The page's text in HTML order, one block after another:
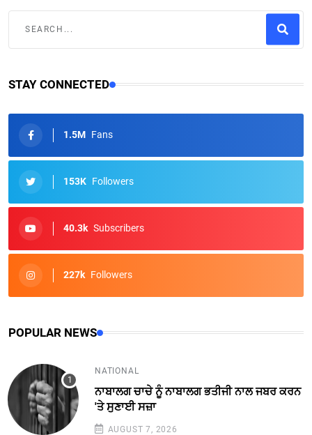
STAY CONNECTED
1.5M Fans
153K Followers
40.3k Subscribers
227k Followers
POPULAR NEWS
NATIONAL
ਨਾਬਾਲਗ ਚਾਚੇ ਨੂੰ ਨਾਬਾਲਗ ਭਤੀਜੀ ਨਾਲ ਜਬਰ ਕਰਨ
'ਤੇ ਸੁਣਾਈ ਸਜ਼ਾ
AUGUST 7, 2026